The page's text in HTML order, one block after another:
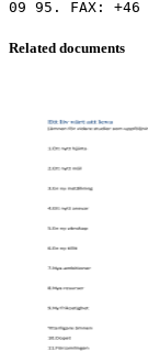
Related documents